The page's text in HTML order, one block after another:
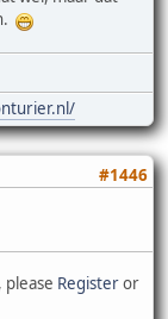
#1446
please Registeror